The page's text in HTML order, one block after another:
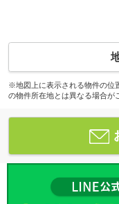
※地図上に表示される物件の位
の物件所在地とは異なる場合が